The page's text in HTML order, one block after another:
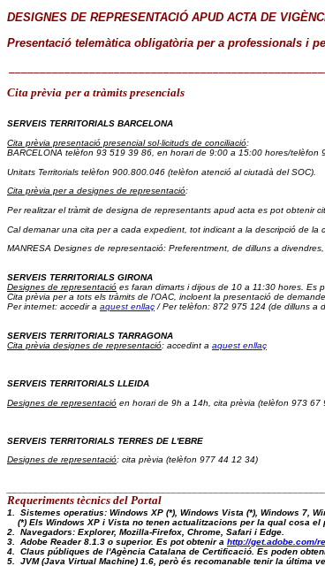
DESIGNES DE REPRESENTACIÓ APUD ACTA DE
Presentació telemàtica obligatòria per a professionals i
Cita prèvia per a tràmits presencials
SERVEIS TERRITORIALS BARCELONA
Cita prèvia presentació presencial sol·licituds de conciliació:
BARCELONA telèfon 93 519 39 86 , en horari de 9:00 a 15:00 hores/telèfon
Unitats Territorials telèfon 900.800.046 (telèfon atenció al ciutadà del SOC).
Cita prèvia per a designes de representació:
Per realitzar el tràmit de designa de representants apud acta es pot obtenir
Cal demanar una cita per a cada expedient, tot indicant a la descripció de
MANRESA Designes de representació: Preferentment, de dilluns a
SERVEIS TERRITORIALS GIRONA
Designes de representació es faran dimarts i dijous de 10 a 11:30 hores. Es
Cita prèvia per a tots els tràmits de l'OAC, incloent la presentació de
Per internet: accedir a aquest enllaç / Per telèfon: 872 975 124 (de dilluns a
SERVEIS TERRITORIALS TARRAGONA
Cita prèvia designes de representació: accedint a aquest enllaç
SERVEIS TERRITORIALS LLEIDA
Designes de representació en horari de 9h a 14h, cita prèvia (telèfon 973 67
SERVEIS TERRITORIALS TERRES DE L'EBRE
Designes de representació: cita prèvia (telèfon 977 44 12 34)
Requeriments tècnics del Portal
1.  Sistemes operatius: Windows XP (*), Windows Vista (*), Windows 7,
(*) Els Windows XP i Vista no tenen actualitzacions per la qual cosa el
2.  Navegadors: Explorer, Mozilla-Firefox, Chrome, Safari i Edge.
3.  Adobe Reader 8.1.3 o superior. Es pot obtenir a http://get.adobe.com/
4.  Claus públiques de l'Agència Catalana de Certificació. Es poden
5.  JVM (Java Virtual Machine) 1.6, però és recomanable tenir la última